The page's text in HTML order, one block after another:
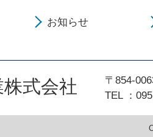
お知らせ
式会社
〒854-
TEL ：